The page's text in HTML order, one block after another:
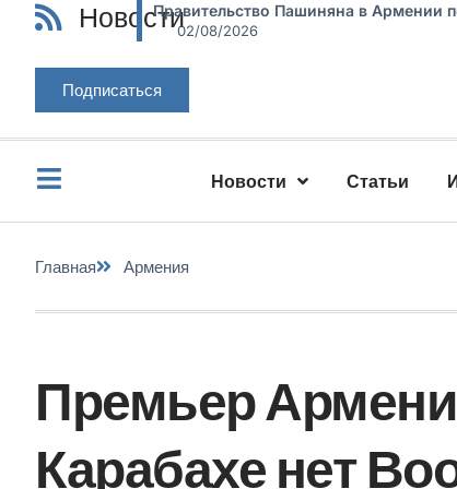
НовостиПравительство Пашиняна в Армении
02/08/2026
Подписаться
Новости Статьи
Главная Армения
Премьер
Карабахе нет